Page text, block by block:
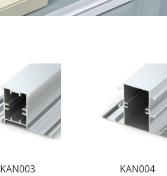
KAN003 KAN004